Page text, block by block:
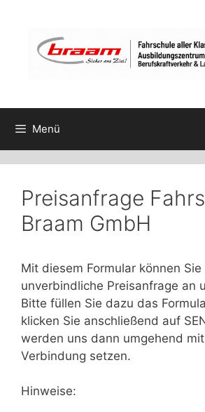
springen
Menü
Preisanfrage
Braam GmbH
Mit diesem Formular können Sie
unverbindliche Preisanfrage an
Bitte füllen Sie dazu das
klicken Sie anschließend auf
werden uns dann umgehend
Verbindung setzen.
Hinweise: